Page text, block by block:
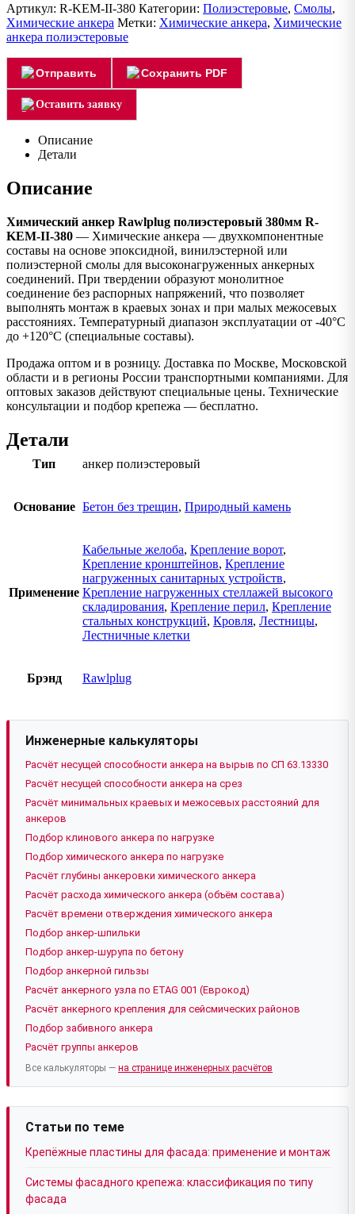
Артикул: R-KEM-II-380 Категории: Полиэстеровые, Смолы,
Химические анкера Метки: Химические анкера, Химические
анкера полиэстеровые
Отправить Сохранить PDF
Оставить заявку
Описание
Детали
Описание
Химический анкер Rawlplug полиэстеровый 380мм R-
KEM-II-380 — Химические анкера — двухкомпонентные
составы на основе эпоксидной, винилэстерной или
полиэстерной смолы для высоконагруженных анкерных
соединений. При твердении образуют монолитное
соединение без распорных напряжений, что позволяет
выполнять монтаж в краевых зонах и при малых межосевых
расстояниях. Температурный диапазон эксплуатации от -40°C
до +120°C (специальные составы).
Продажа оптом и в розницу. Доставка по Москве, Московской
области и в регионы России транспортными компаниями. Для
оптовых заказов действуют специальные цены. Технические
консультации и подбор крепежа — бесплатно.
Детали
Тип анкер полиэстеровый
Основание Бетон без трещин, Природный камень
Применение
Кабельные желоба, Крепление ворот,
Крепление кронштейнов, Крепление
нагруженных санитарных устройств,
Крепление нагруженных стеллажей высокого
складирования, Крепление перил, Крепление
стальных конструкций, Кровля, Лестницы,
Лестничные клетки
Брэнд Rawlplug
Инженерные калькуляторы
Расчёт несущей способности анкера на вырыв по СП 63.13330
Расчёт несущей способности анкера на срез
Расчёт минимальных краевых и межосевых расстояний для
анкеров
Подбор клинового анкера по нагрузке
Подбор химического анкера по нагрузке
Расчёт глубины анкеровки химического анкера
Расчёт расхода химического анкера (объём состава)
Расчёт времени отверждения химического анкера
Подбор анкер-шпильки
Подбор анкер-шурупа по бетону
Подбор анкерной гильзы
Расчёт анкерного узла по ETAG 001 (Еврокод)
Расчёт анкерного крепления для сейсмических районов
Подбор забивного анкера
Расчёт группы анкеров
Все калькуляторы — на странице инженерных расчётов
Статьи по теме
Крепёжные пластины для фасада: применение и монтаж
Системы фасадного крепежа: классификация по типу
фасада